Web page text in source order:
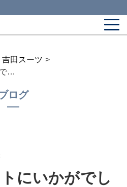
吉田スーツ >
春夏ジャケットにいかがでしょうか ～HARRISONS INDIGO～
ログ
にいかがでし